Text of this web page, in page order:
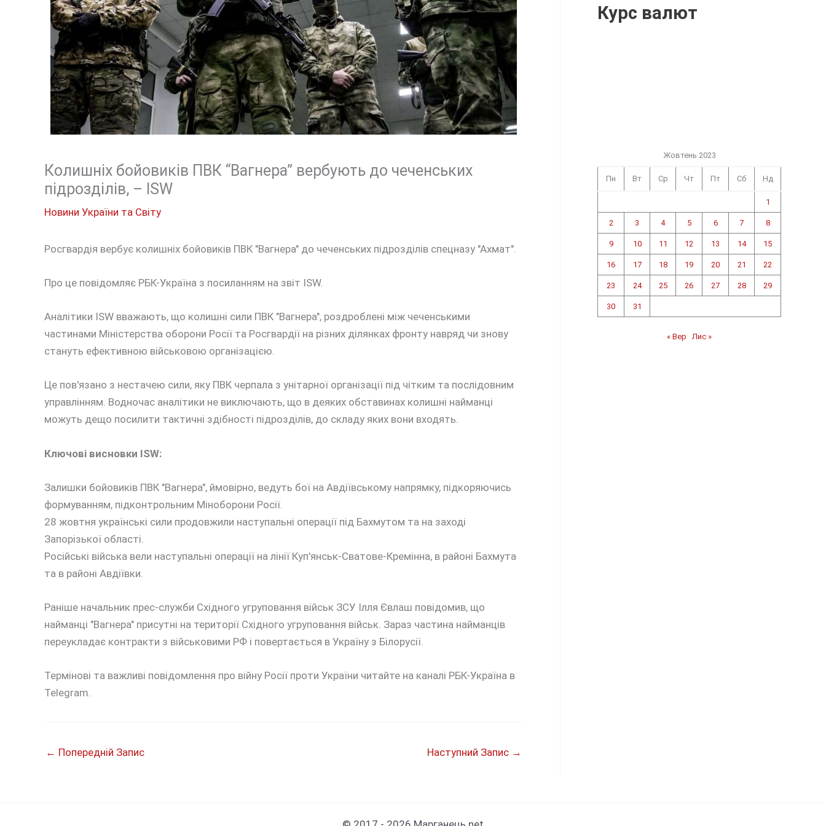
Колишніх бойовиків ПВК “Вагнера” вербують до чеченських
підрозділів, – ISW
Новини України та Світу
Росгвардія вербує колишніх бойовиків ПВК "Вагнера" до чеченських підрозділів спецназу "Ахмат".
Про це повідомляє РБК-Україна з посиланням на звіт ISW.
Аналітики ISW вважають, що колишні сили ПВК "Вагнера", роздроблені між чеченськими
частинами Міністерства оборони Росії та Росгвардії на різних ділянках фронту навряд чи знову
стануть ефективною військовою організацією.
Це пов'язано з нестачею сили, яку ПВК черпала з унітарної організації під чітким та послідовним
управлінням. Водночас аналітики не виключають, що в деяких обставинах колишні найманці
можуть дещо посилити тактичні здібності підрозділів, до складу яких вони входять.
Ключові висновки ISW:
Залишки бойовиків ПВК "Вагнера", ймовірно, ведуть бої на Авдіївському напрямку, підкоряючись
формуванням, підконтрольним Міноборони Росії.
28 жовтня українські сили продовжили наступальні операції під Бахмутом та на заході
Запорізької області.
Російські війська вели наступальні операції на лінії Куп'янськ-Сватове-Кремінна, в районі Бахмута
та в районі Авдіївки.
Раніше начальник прес-служби Східного угруповання військ ЗСУ Ілля Євлаш повідомив, що
найманці "Вагнера" присутні на території Східного угруповання військ. Зараз частина найманців
переукладає контракти з військовими РФ і повертається в Україну з Білорусії.
Термінові та важливі повідомлення про війну Росії проти України читайте на каналі РБК-Україна в
Telegram.
← Попередній Запис Наступний Запис →
Курс валют
Жовтень 2023
Пн Вт Ср Чт Пт Сб Нд
1
2 3 4 5 6 7 8
9 10 11 12 13 14 15
16 17 18 19 20 21 22
23 24 25 26 27 28 29
30 31
« Вер Лис »